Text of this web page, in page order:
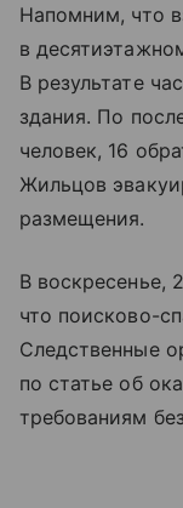
Напомним, что
в
В результате
здания. По
человек, 16
Жильцов
размещения.
В воскресенье,
что поисково-
Следственные
по статье об
требованиям